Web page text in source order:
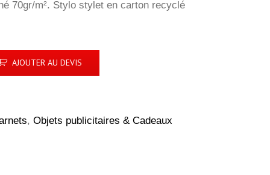
70gr/m². Stylo stylet en carton recyclé
AJOUTER AU DEVIS
, Objets publicitaires & Cadeaux